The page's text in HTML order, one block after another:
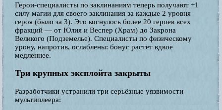
Герои-специалисты по заклинаниям теперь получают +1
силу магии для своего заклинания за каждые 2 уровня
героя (было за 3). Это коснулось более 20 героев всех
фракций — от Юлия и Веспер (Храм) до Закрона
Великого (Подземелье). Специалисты по физическому
урону, напротив, ослаблены: бонус растёт вдвое
медленнее.
Три крупных эксплойта закрыты
Разработчики устранили три серьёзные уязвимости
мультиплеера: